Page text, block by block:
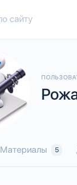
Материалы 5